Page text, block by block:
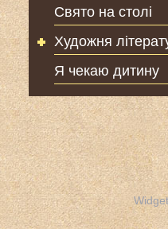
Свято на столі
Художня
Я чекаю дитину